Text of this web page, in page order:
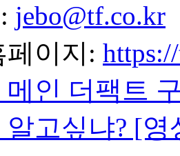
jebo@tf.co.kr
페이지:
메인 더팩트
알고싶냐? [